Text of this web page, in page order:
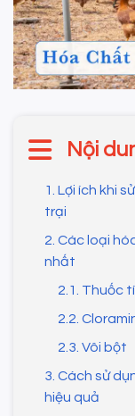
Nội
1. Lợi ích khi
trại
2. Các loại
nhất
2.1. Thuốc
2.2.
2.3. Vôi bột
3. Cách sử
hiệu quả